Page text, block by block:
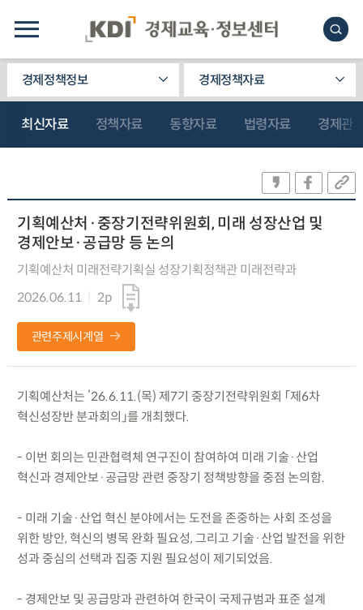
경제정책정보 경제정책자료
최신자료 정책자료 동향자료 법령자료 경제관
기획예산처·중장기전략위원회, 미래 성장산업 및
경제안보·공급망 등 논의
기획예산처 미래전략기획실 성장기획정책관 미래전략과
2026.06.11
2p
관련주제시계열
기획예산처는 ’26.6.11.(목) 제7기 중장기전략위원회 「제6차
혁신성장반 분과회의」를 개최했다.
- 이번 회의는 민관협력체 연구진이 참여하여 미래 기술·산업
혁신과 경제안보·공급망 관련 중장기 정책방향을 중점 논의함.
- 미래 기술·산업 혁신 분야에서는 도전을 존중하는 사회 조성을
위한 방안, 혁신의 병목 완화 필요성, 그리고 기술·산업 발전을 위한
성과 중심의 선택과 집중 지원 필요성이 제기되었음.
- 경제안보 및 공급망과 관련하여 한국이 국제규범과 표준 설계